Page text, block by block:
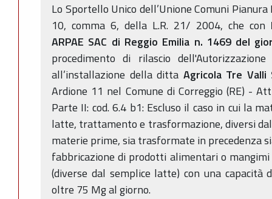
Lo Sportello Unico dell’Unione Comuni
10, comma 6, della L.R. 21/ 2004, che con
ARPAE SAC di Reggio Emilia n. 1469 del
procedimento di rilascio
all’installazione della ditta Agricola Tre
Ardione 11 nel Comune di Correggio (RE) -
Parte II: cod. 6.4 b1: Escluso il caso in cui la
latte, trattamento e trasformazione, diversi
materie prime, sia trasformate in precedenza
fabbricazione di prodotti alimentari o
(diverse dal semplice latte) con una
oltre 75 Mg al giorno.